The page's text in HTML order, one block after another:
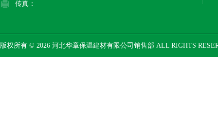
传真：
版权所有 © 2026 河北华章保温建材有限公司销售部 ALL RIGHTS